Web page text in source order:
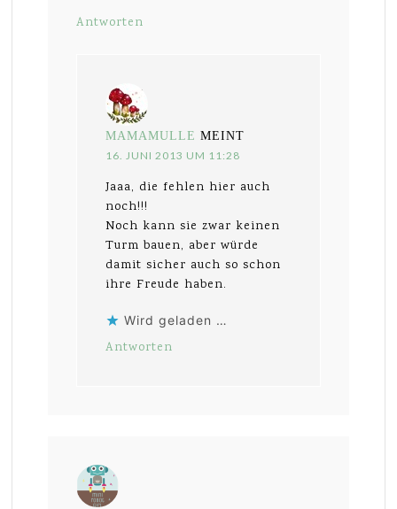
Antworten
MAMAMULLE MEINT
16. JUNI 2013 UM 11:28
Jaaa, die fehlen hier auch
noch!!!
Noch kann sie zwar keinen
Turm bauen, aber würde
damit sicher auch so schon
ihre Freude haben.
Wird geladen …
Antworten